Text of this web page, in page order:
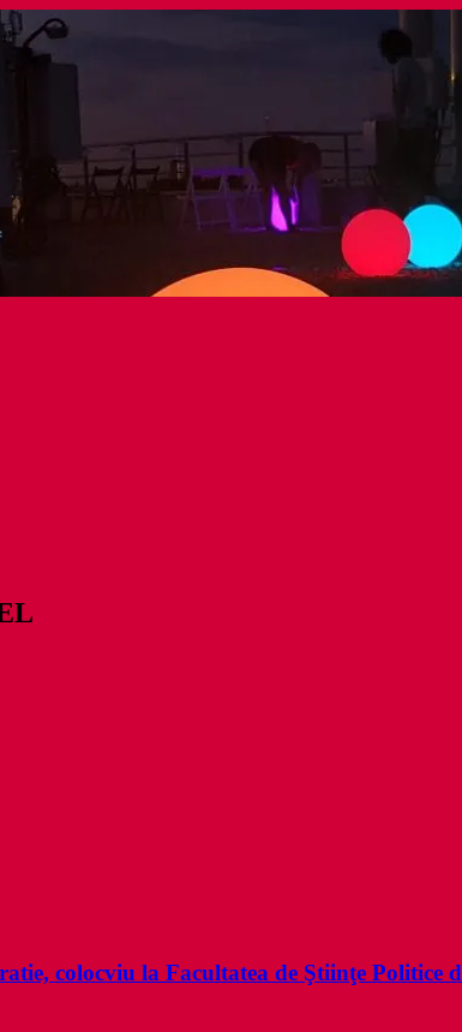
colocviu la Facultatea de Ştiinţe Politice